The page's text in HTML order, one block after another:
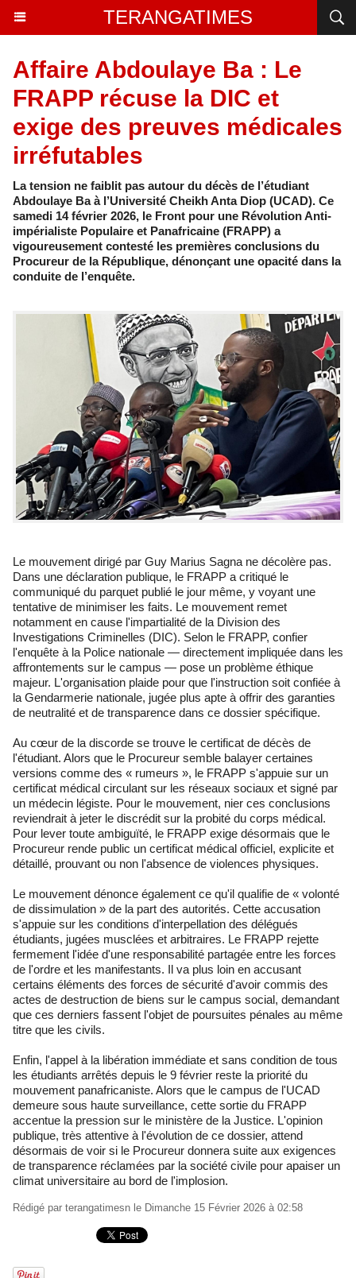
TERANGATIMES
Affaire Abdoulaye Ba : Le
FRAPP récuse la DIC et
exige des preuves médicales
irréfutables
La tension ne faiblit pas autour du décès de l’étudiant
Abdoulaye Ba à l’Université Cheikh Anta Diop (UCAD). Ce
samedi 14 février 2026, le Front pour une Révolution Anti-
impérialiste Populaire et Panafricaine (FRAPP) a
vigoureusement contesté les premières conclusions du
Procureur de la République, dénonçant une opacité dans la
conduite de l’enquête.
Le mouvement dirigé par Guy Marius Sagna ne décolère pas.
Dans une déclaration publique, le FRAPP a critiqué le
communiqué du parquet publié le jour même, y voyant une
tentative de minimiser les faits. Le mouvement remet
notamment en cause l'impartialité de la Division des
Investigations Criminelles (DIC). Selon le FRAPP, confier
l'enquête à la Police nationale — directement impliquée dans les
affrontements sur le campus — pose un problème éthique
majeur. L'organisation plaide pour que l'instruction soit confiée à
la Gendarmerie nationale, jugée plus apte à offrir des garanties
de neutralité et de transparence dans ce dossier spécifique.
Au cœur de la discorde se trouve le certificat de décès de
l'étudiant. Alors que le Procureur semble balayer certaines
versions comme des « rumeurs », le FRAPP s'appuie sur un
certificat médical circulant sur les réseaux sociaux et signé par
un médecin légiste. Pour le mouvement, nier ces conclusions
reviendrait à jeter le discrédit sur la probité du corps médical.
Pour lever toute ambiguïté, le FRAPP exige désormais que le
Procureur rende public un certificat médical officiel, explicite et
détaillé, prouvant ou non l'absence de violences physiques.
Le mouvement dénonce également ce qu'il qualifie de « volonté
de dissimulation » de la part des autorités. Cette accusation
s'appuie sur les conditions d'interpellation des délégués
étudiants, jugées musclées et arbitraires. Le FRAPP rejette
fermement l'idée d'une responsabilité partagée entre les forces
de l'ordre et les manifestants. Il va plus loin en accusant
certains éléments des forces de sécurité d'avoir commis des
actes de destruction de biens sur le campus social, demandant
que ces derniers fassent l'objet de poursuites pénales au même
titre que les civils.
Enfin, l'appel à la libération immédiate et sans condition de tous
les étudiants arrêtés depuis le 9 février reste la priorité du
mouvement panafricaniste. Alors que le campus de l'UCAD
demeure sous haute surveillance, cette sortie du FRAPP
accentue la pression sur le ministère de la Justice. L'opinion
publique, très attentive à l'évolution de ce dossier, attend
désormais de voir si le Procureur donnera suite aux exigences
de transparence réclamées par la société civile pour apaiser un
climat universitaire au bord de l'implosion.
Rédigé par terangatimesn le Dimanche 15 Février 2026 à 02:58